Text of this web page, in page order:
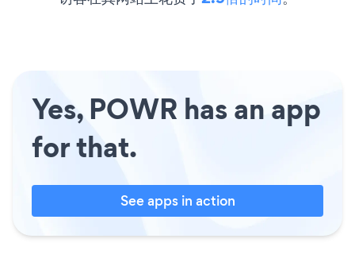
Yes, POWR has an app
for that.
See apps in action